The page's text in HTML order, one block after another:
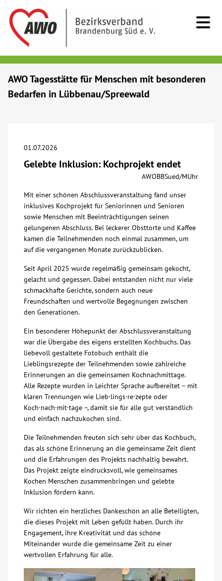
Senioren
Bildung
Über uns
Veranstaltungen
Spenden
Karriere
Ausbildung
Glossar
Suche
Kontakt
AWO BB Süd
AWO Tagesstätte für Menschen mit besonderen
Bedarfen in Lübbenau/Spreewald
01.07.2026
Gelebte Inklusion: Kochprojekt endet
AWOBBSued/MUhr
Mit einer schönen Abschlussveranstaltung fand unser
inklusives Kochprojekt für Seniorinnen und Senioren
sowie Menschen mit Beeinträchtigungen seinen
gelungenen Abschluss. Bei leckerer Obsttorte und Kaffee
kamen die Teilnehmenden noch einmal zusammen, um
auf die vergangenen Monate zurückzublicken.
Seit April 2025 wurde regelmäßig gemeinsam gekocht,
gelacht und gegessen. Dabei entstanden nicht nur viele
schmackhafte Gerichte, sondern auch neue
Freundschaften und wertvolle Begegnungen zwischen
den Generationen.
Ein besonderer Höhepunkt der Abschlussveranstaltung
war die Übergabe des eigens erstellten Kochbuchs. Das
liebevoll gestaltete Fotobuch enthält die
Lieblingsrezepte der Teilnehmenden sowie zahlreiche
Erinnerungen an die gemeinsamen Kochnachmittage.
Alle Rezepte wurden in Leichter Sprache aufbereitet – mit
klaren Trennungen wie Lieb·lings·re·zepte oder
Koch·nach·mit·tage –, damit sie für alle gut verständlich
und einfach nachzukochen sind.
Die Teilnehmenden freuten sich sehr über das Kochbuch,
das als schöne Erinnerung an die gemeinsame Zeit dient
und die Erfahrungen des Projekts nachhaltig bewahrt.
Das Projekt zeigte eindrucksvoll, wie gemeinsames
Kochen Menschen zusammenbringen und gelebte
Inklusion fördern kann.
Wir richten ein herzliches Dankeschön an alle Beteiligten,
die dieses Projekt mit Leben gefüllt haben. Durch ihr
Engagement, ihre Kreativität und das schöne
Miteinander wurde die gemeinsame Zeit zu einer
wertvollen Erfahrung für alle.